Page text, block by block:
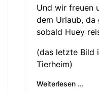
Und wir freuen
dem Urlaub, da
sobald Huey
(das letzte Bild
Tierheim)
Weiterlesen ...